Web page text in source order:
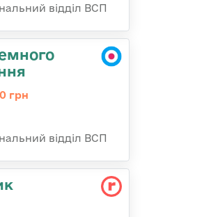
відділ ВСП
грн
відділ ВСП